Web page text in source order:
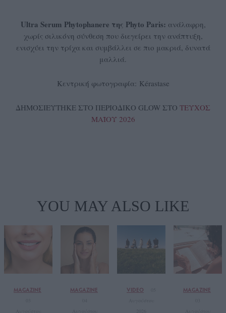
Ultra Serum Phytophanere της Phyto Paris: ανάλαφρη,
χωρίς σιλικόνη σύνθεση που διεγείρει την ανάπτυξη,
ενισχύει την τρίχα και συμβάλλει σε πιο μακριά, δυνατά
μαλλιά.
Κεντρική φωτογραφία: Kérastase
ΔΗΜΟΣΙΕΥΤΗΚΕ ΣΤΟ ΠΕΡΙΟΔΙΚΟ GLOW ΣΤΟ ΤΕΥΧΟΣ
ΜΑΪΟΥ 2026
YOU MAY ALSO LIKE
MAGAZINE MAGAZINE VIDEO MAGAZINE